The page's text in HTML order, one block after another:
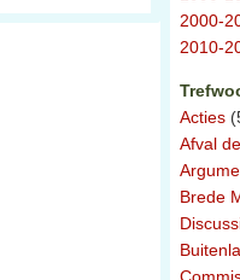
2000-
2010-
Acties
Afval
Brede